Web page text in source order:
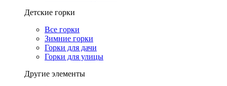
Детские горки
Все горки
Зимние горки
Горки для дачи
Горки для улицы
Другие элементы